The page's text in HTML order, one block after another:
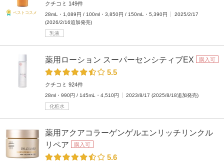
ベストコスメ
クチコミ 149件
28mL・1,089円 / 100ml・3,850円 / 150mL・5,390円
2025/2/17
(2026/2/16追加発売)
乳液
薬用ローション スーパーセンシティブEX 購入可
5.5
クチコミ 924件
28ml・990円 / 145mL・4,510円
2023/8/17 (2025/8/18追加発売)
化粧水
薬用アクアコラーゲンゲルエンリッチリンクル
リペア
購入可
5.6